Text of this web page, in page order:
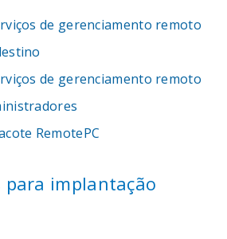
de gerenciamento remoto
de gerenciamento remoto
RemotePC
para implantação